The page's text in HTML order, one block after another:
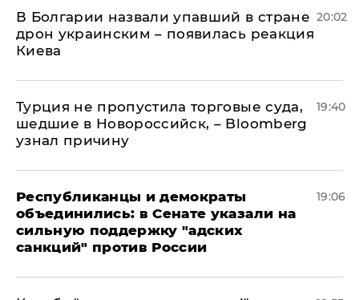
В Болгарии назвали упавший в стране
дрон украинским – появилась реакция
Киева
20:02
Турция не пропустила торговые суда,
шедшие в Новороссийск, – Bloomberg
узнал причину
19:40
Республиканцы и демократы
объединились: в Сенате указали на
сильную поддержку "адских
санкций" против России
19:06